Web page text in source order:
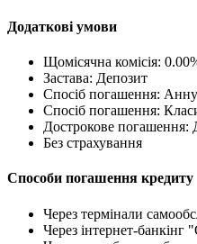
Додаткові умови
Щомісячна комісія:
Застава: Депозит
Спосіб погашення:
Спосіб погашення:
Дострокове погашення:
Без страхування
Способи погашення кредиту
Через термінали
Через інтернет-банкінг